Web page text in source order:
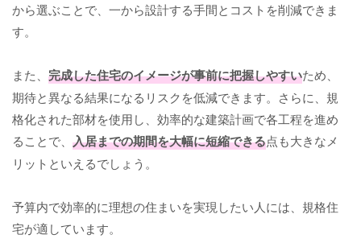
から選ぶことで、一から設計する手間とコストを削減できま
す。
また、 完成した住宅のイメージが事前に把握しやすいため、
期待と異なる結果になるリスクを低減できます。さらに、規
格化された部材を使用し、効率的な建築計画で各工程を進め
ることで、 入居までの期間を大幅に短縮できる点も大きなメ
リットといえるでしょう。
予算内で効率的に理想の住まいを実現したい人には、規格住
宅が適しています。